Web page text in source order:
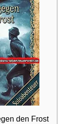
den Frost